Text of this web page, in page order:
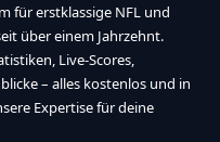
für erstklassige NFL und
über einem Jahrzehnt.
Live-Scores,
– alles kostenlos und in
Expertise für deine